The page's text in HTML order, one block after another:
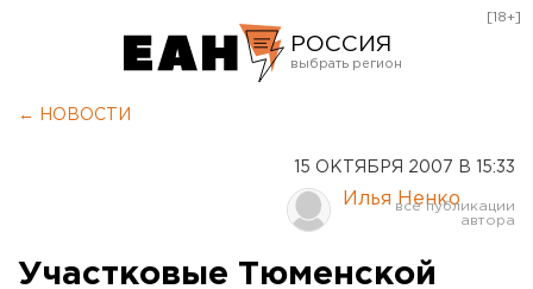
РОССИЯ
Курган
Оренбург
[18+]
← НОВОСТИ
15 ОКТЯБРЯ 2007 В 15:33
Илья Ненко
Участковые Тюменской